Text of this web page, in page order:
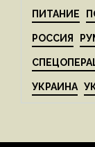
ПИТАНИЕ
РОССИЯ
УКРАИНА